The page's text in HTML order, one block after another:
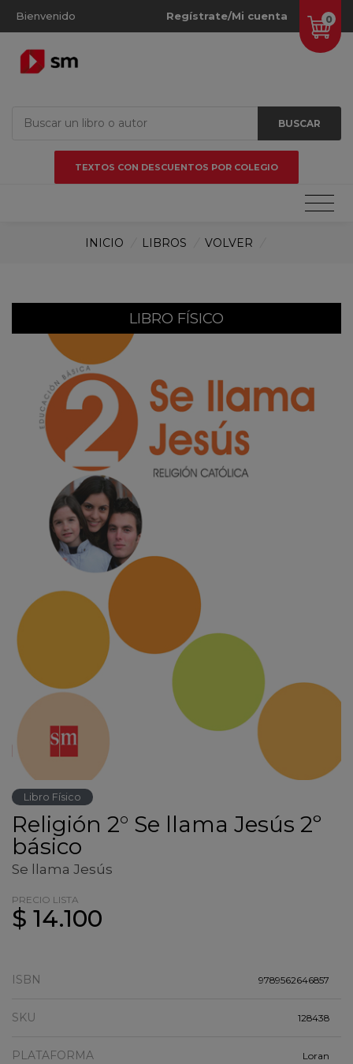
Bienvenido 0
Regístrate/Mi cuenta
BUSCAR
TEXTOS CON DESCUENTOS POR COLEGIO
INICIO LIBROS VOLVER
LIBRO FÍSICO
Libro Físico
Religión 2° Se llama Jesús 2º
básico
Se llama Jesús
PRECIO LISTA
$ 14.100
ISBN 9789562646857
SKU 128438
PLATAFORMA Loran